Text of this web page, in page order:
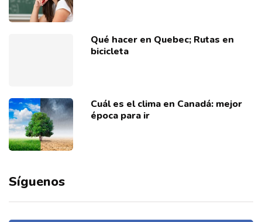
Qué hacer en Quebec; Rutas en
bicicleta
Cuál es el clima en Canadá: mejor
época para ir
Síguenos